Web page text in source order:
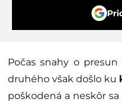
Počas snahy o
druhého však došlo ku
poškodená a neskôr